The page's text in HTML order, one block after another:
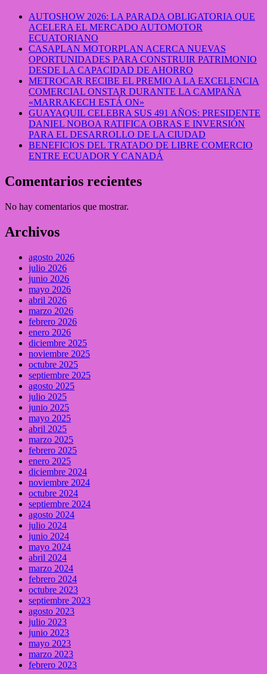
AUTOSHOW 2026: LA PARADA OBLIGATORIA QUE
ACELERA EL MERCADO AUTOMOTOR
ECUATORIANO
CASAPLAN MOTORPLAN ACERCA NUEVAS
OPORTUNIDADES PARA CONSTRUIR PATRIMONIO
DESDE LA CAPACIDAD DE AHORRO
METROCAR RECIBE EL PREMIO A LA EXCELENCIA
COMERCIAL ONSTAR DURANTE LA CAMPAÑA
«MARRAKECH ESTÁ ON»
GUAYAQUIL CELEBRA SUS 491 AÑOS: PRESIDENTE
DANIEL NOBOA RATIFICA OBRAS E INVERSIÓN
PARA EL DESARROLLO DE LA CIUDAD
BENEFICIOS DEL TRATADO DE LIBRE COMERCIO
ENTRE ECUADOR Y CANADÁ
Comentarios recientes
No hay comentarios que mostrar.
Archivos
agosto 2026
julio 2026
junio 2026
mayo 2026
abril 2026
marzo 2026
febrero 2026
enero 2026
diciembre 2025
noviembre 2025
octubre 2025
septiembre 2025
agosto 2025
julio 2025
junio 2025
mayo 2025
abril 2025
marzo 2025
febrero 2025
enero 2025
diciembre 2024
noviembre 2024
octubre 2024
septiembre 2024
agosto 2024
julio 2024
junio 2024
mayo 2024
abril 2024
marzo 2024
febrero 2024
octubre 2023
septiembre 2023
agosto 2023
julio 2023
junio 2023
mayo 2023
marzo 2023
febrero 2023